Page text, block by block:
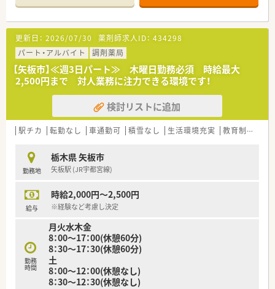
更新日： 2026/07/30 薬剤師求人ID： 434298
パート・アルバイト
調剤薬局
【矢板市】≪週3日パート≫ 木曜日勤務必須 時給最大
2,500円まで 対人業務に注力できる環境です！
検討リストに追加
駅チカ 転勤なし 車通勤可 積雪なし 生活環境充実 教育制度あり
勤務地
栃木県 矢板市
矢板駅 (JR宇都宮線)
給与
時給2,000円～2,500円
※経験など考慮し決定
勤務
時間
月火水木金
8：00～17：00(休憩60分)
8：30～17：30(休憩60分)
土
8：00～12：00(休憩なし)
8：30～12：30(休憩なし)